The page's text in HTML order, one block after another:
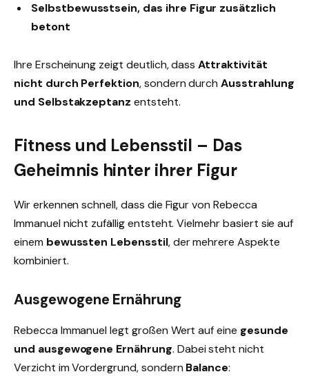
Selbstbewusstsein, das ihre Figur zusätzlich
betont
Ihre Erscheinung zeigt deutlich, dassAttraktivität
nicht durch Perfektion, sondern durchAusstrahlung
und Selbstakzeptanz entsteht.
Fitness und Lebensstil – Das
Geheimnis hinter ihrer Figur
Wir erkennen schnell, dass die Figur von Rebecca
Immanuel nicht zufällig entsteht. Vielmehr basiert sie auf
einem bewussten Lebensstil, der mehrere Aspekte
kombiniert.
Ausgewogene Ernährung
Rebecca Immanuel legt großen Wert auf eine gesunde
und ausgewogene Ernährung. Dabei steht nicht
Verzicht im Vordergrund, sondern Balance: